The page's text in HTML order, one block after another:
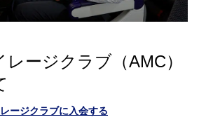
レージクラブ（AMC）
ージクラブに入会する